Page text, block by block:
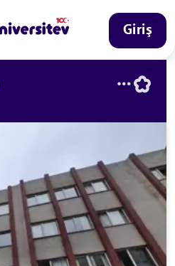
Giriş